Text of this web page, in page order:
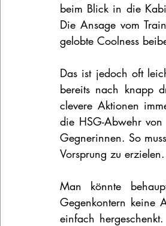
beim Blick in die
Die Ansage vom
gelobte Coolness
Das ist jedoch oft
bereits nach knapp
clevere Aktionen
die HSG-Abwehr
Gegnerinnen. So
Vorsprung zu
Man könnte
Gegenkontern keine
einfach